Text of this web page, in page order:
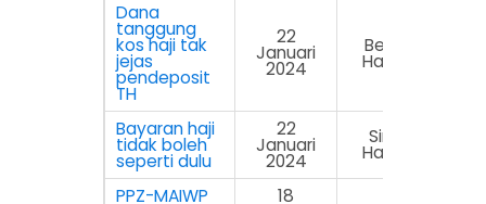
Dana
tanggung
kos haji tak
jejas
pendeposit
TH
22
Januari
2024
Berita
Harian
Bayaran haji
tidak boleh
seperti dulu
22
Januari
2024
Sinar
Harian
PPZ-MAIWP
18